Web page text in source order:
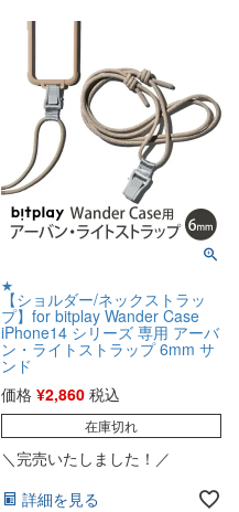
★
【ショルダー/ネックストラッ
プ】for bitplay Wander Case
iPhone14 シリーズ 専用 アーバ
ン・ライトストラップ 6mm サ
ンド
価格 ¥2,860 税込
在庫切れ
＼完売いたしました！／
詳細を見る